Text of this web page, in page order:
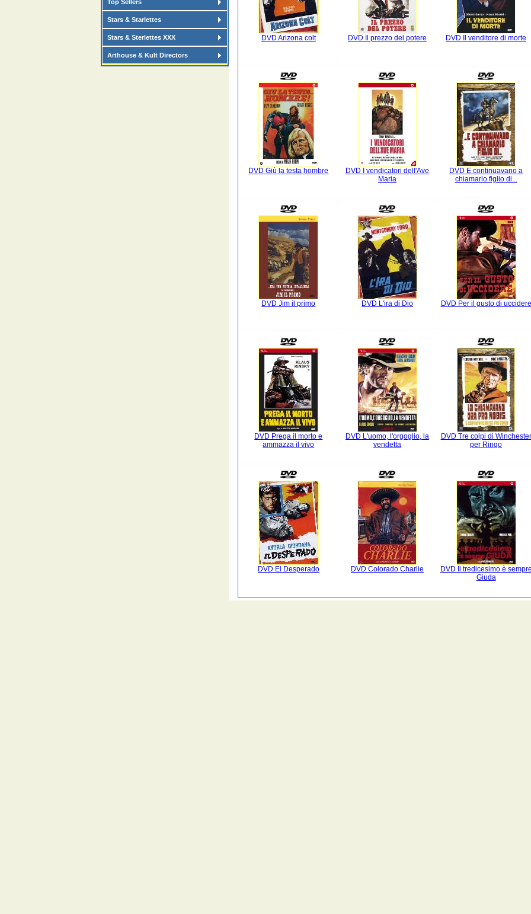
Top Sellers
Stars & Starlettes
Stars & Sterlettes XXX
Arthouse & Kult Directors
DVD Arizona colt DVD Il prezzo del potere DVD Il venditore di morte
DVD Giù la testa hombre
DVD I vendicatori dell'Ave
Maria
DVD E continuavano a
chiamarlo figlio di...
DVD Jim il primo DVD L'ira di Dio DVD Per il gusto di uccidere
DVD Prega il morto e
ammazza il vivo
DVD L'uomo, l'orgoglio, la
vendetta
DVD Tre colpi di Winchester
per Ringo
DVD El Desperado DVD Colorado Charlie
DVD Il tredicesimo è
Giuda